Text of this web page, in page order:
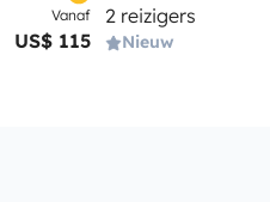
Vanaf
US$ 115
2 reizigers
Nieuw